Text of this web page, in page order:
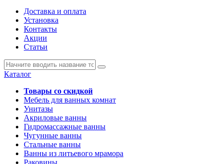
Доставка и оплата
Установка
Контакты
Акции
Статьи
Каталог
Товары со скидкой
Мебель для ванных комнат
Унитазы
Акриловые ванны
Гидромассажные ванны
Чугунные ванны
Стальные ванны
Ванны из литьевого мрамора
Раковины